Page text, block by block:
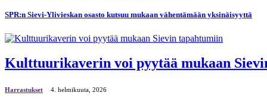
SPR:n Sievi-Ylivieskan osasto kutsuu mukaan vähentämään yksinäisyyttä
Kulttuurikaverin voi pyytää mukaan
Harrastukset 4. helmikuuta, 2026